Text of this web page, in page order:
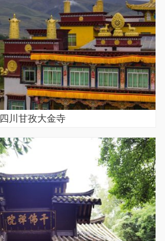
四川甘孜大金寺